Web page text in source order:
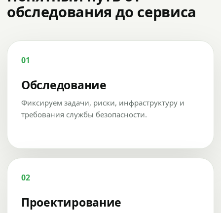
обследования до сервиса
01
Обследование
Фиксируем задачи, риски, инфраструктуру и
требования службы безопасности.
02
Проектирование